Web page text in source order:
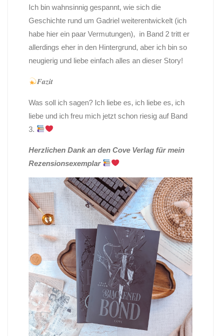
Ich bin wahnsinnig gespannt, wie sich die
Geschichte rund um Gadriel weiterentwickelt (ich
habe hier ein paar Vermutungen), in Band 2 tritt er
allerdings eher in den Hintergrund, aber ich bin so
neugierig und liebe einfach alles an dieser Story!
𝑭𝒂𝒛𝒊𝒕
Was soll ich sagen? Ich liebe es, ich liebe es, ich
liebe und ich freu mich jetzt schon riesig auf Band
3.
Herzlichen Dank an den Cove Verlag für mein
Rezensionsexemplar